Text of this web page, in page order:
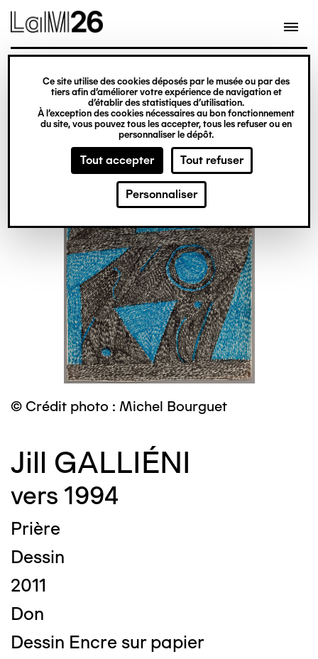
Gestion des cookies
Ce site utilise des cookies déposés par le musée ou par des
tiers afin d’améliorer votre expérience de navigation et
d’établir des statistiques d’utilisation.
À l’exception des cookies nécessaires au bon fonctionnement
du site, vous pouvez tous les accepter, tous les refuser ou en
personnaliser le dépôt.
Tout accepter Tout refuser
Personnaliser
contenu
© Crédit photo : Michel Bourguet
Jill GALLIÉNI
vers 1994
Prière
Dessin
2011
Don
Dessin Encre sur papier